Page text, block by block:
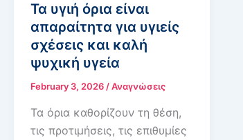
Τα υγιή όρια είναι
απαραίτητα για υγιείς
σχέσεις και καλή
ψυχική υγεία
February 3, 2026/Αναγνώσεις
Τα όρια καθορίζουν τη θέση,
τις προτιμήσεις, τις επιθυμίες